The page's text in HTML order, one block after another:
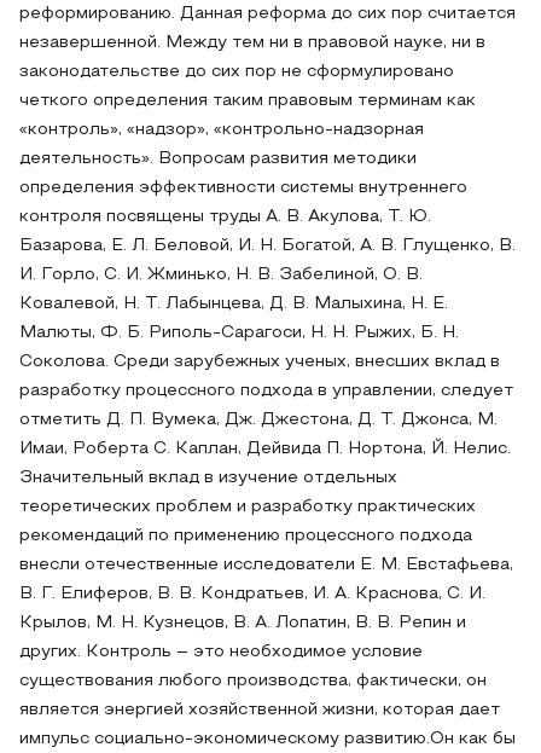
реформированию. Данная реформа до сих пор считается
незавершенной. Между тем ни в правовой науке, ни в
законодательстве до сих пор не сформулировано
четкого определения таким правовым терминам как
«контроль», «надзор», «контрольно-надзорная
деятельность». Вопросам развития методики
определения эффективности системы внутреннего
контроля посвящены труды А. В. Акулова, Т. Ю.
Базарова, Е. Л. Беловой, И. Н. Богатой, А. В. Глущенко, В.
И. Горло, С. И. Жминько, Н. В. Забелиной, О. В.
Ковалевой, Н. Т. Лабынцева, Д. В. Малыхина, Н. Е.
Малюты, Ф. Б. Риполь-Сарагоси, Н. Н. Рыжих, Б. Н.
Соколова. Среди зарубежных ученых, внесших вклад в
разработку процессного подхода в управлении, следует
отметить Д. П. Вумека, Дж. Джестона, Д. Т. Джонса, М.
Имаи, Роберта С. Каплан, Дейвида П. Нортона, Й. Нелис.
Значительный вклад в изучение отдельных
теоретических проблем и разработку практических
рекомендаций по применению процессного подхода
внесли отечественные исследователи Е. М. Евстафьева,
В. Г. Елиферов, В. В. Кондратьев, И. А. Краснова, С. И.
Крылов, М. Н. Кузнецов, В. А. Лопатин, В. В. Репин и
других. Контроль – это необходимое условие
существования любого производства, фактически, он
является энергией хозяйственной жизни, которая дает
импульс социально-экономическому развитию.Он как бы